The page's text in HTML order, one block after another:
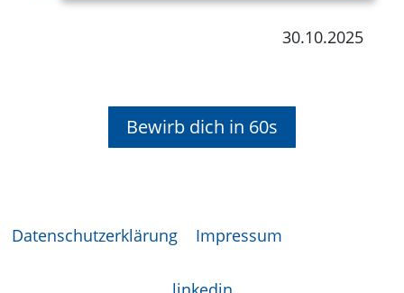
30.10.2025
Bewirb dich in 60s
Datenschutzerklärung| Impressum